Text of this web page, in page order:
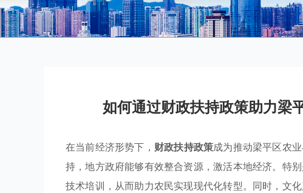
如何通过财政扶持政策助力梁
在当前经济形势下， 财政扶持政策成为推动梁平区农
持，地方政府能够有效整合资源，激活本地经济。特
技术培训，从而助力农民实现现代化转型。同时，文